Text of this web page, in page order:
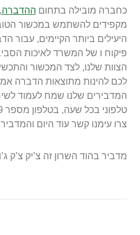
כחברה מובילה בתחום ההדברה
מקפידים להשתמש במכשור
היעילים ביותר הקיימים, עבור
פיקוח ו של המשרד לאיכות
הצוות שלנו, לצד המכשור
לכם להינות מתוצאות הדברה
המדבירים שלנו שמח לעמוד
טלפוני בכל שעה, בטלפון מספר 1-700-500-889.
צרו עימנו קשר עוד היום
מדביר בהוד השרון זה צ’יק צ’ק